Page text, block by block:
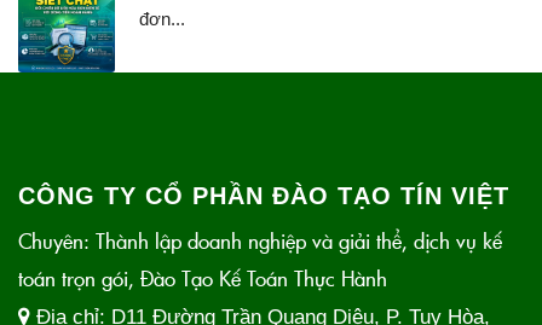
đơn...
CÔNG TY CỔ PHẦN ĐÀO TẠO TÍN VIỆT
Chuyên: Thành lập doanh nghiệp và giải thể, dịch vụ kế
toán trọn gói, Đào Tạo Kế Toán Thực Hành
Địa chỉ: D11 Đường Trần Quang Diệu, P. Tuy Hòa,